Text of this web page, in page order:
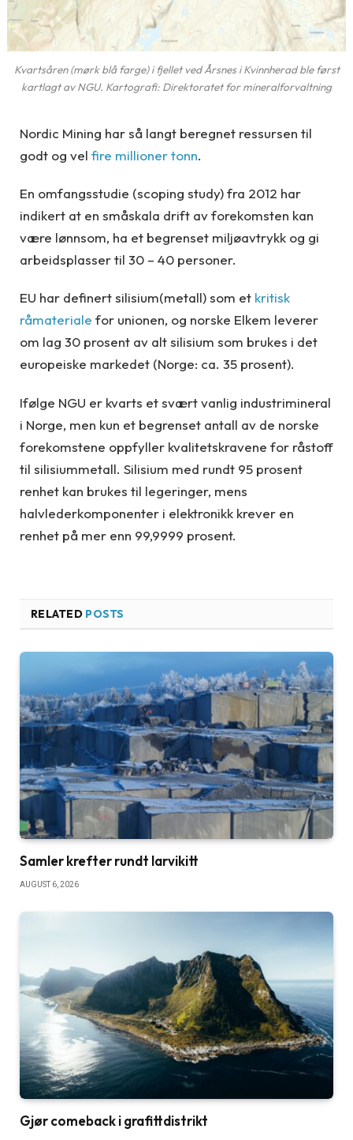
Kvartsåren (mørk blå farge) i fjellet ved Årsnes i Kvinnherad ble først
kartlagt av NGU. Kartografi: Direktoratet for mineralforvaltning
Nordic Mining har så langt beregnet ressursen til
godt og vel fire millioner tonn.
En omfangsstudie (scoping study) fra 2012 har
indikert at en småskala drift av forekomsten kan
være lønnsom, ha et begrenset miljøavtrykk og gi
arbeidsplasser til 30 – 40 personer.
EU har definert silisium(metall) som et kritisk
råmateriale for unionen, og norske Elkem leverer
om lag 30 prosent av alt silisium som brukes i det
europeiske markedet (Norge: ca. 35 prosent).
Ifølge NGU er kvarts et svært vanlig industrimineral
i Norge, men kun et begrenset antall av de norske
forekomstene oppfyller kvalitetskravene for råstoff
til silisiummetall. Silisium med rundt 95 prosent
renhet kan brukes til legeringer, mens
halvlederkomponenter i elektronikk krever en
renhet på mer enn 99,9999 prosent.
RELATED POSTS
Samler krefter rundt larvikitt
AUGUST 6, 2026
Gjør comeback i grafittdistrikt